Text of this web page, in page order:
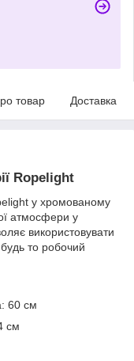
товар Доставка
Ropelight
у хромованому
атмосфери у
використовувати
будь то робочий
60 см
см